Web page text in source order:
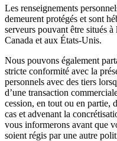
Les renseignements
demeurent protégés et sont
serveurs pouvant être situés
Canada et aux États-Unis.
Nous pouvons également
stricte conformité avec la
personnels avec des tiers
d’une transaction
cession, en tout ou en partie,
cas et advenant la
vous informerons avant que
soient régis par une autre